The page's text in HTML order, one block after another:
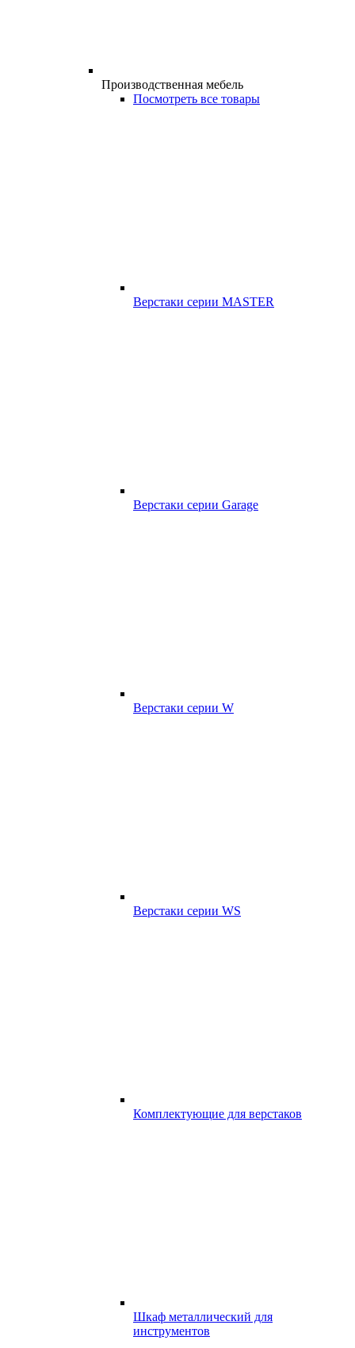
Производственная мебель
Посмотреть все товары
Верстаки серии MASTER
Верстаки серии Garage
Верстаки серии W
Верстаки серии WS
Комплектующие для верстаков
Шкаф металлический для
инструментов